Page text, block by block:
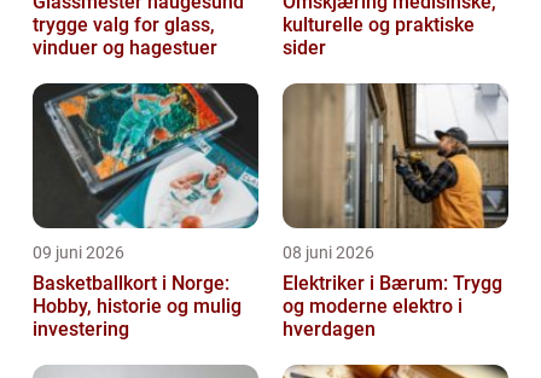
trygge valg for glass,
vinduer og hagestuer
kulturelle og praktiske
sider
09 juni 2026
Basketballkort i Norge:
Hobby, historie og mulig
investering
08 juni 2026
Elektriker i Bærum: Trygg
og moderne elektro i
hverdagen